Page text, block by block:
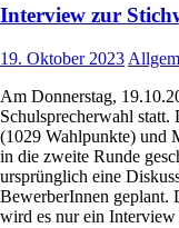
Interview zur
19. Oktober 2023
Am Donnerstag,
Schulsprecherwahl
(1029 Wahlpunkte) und
in die zweite Runde
ursprünglich eine
BewerberInnen geplant.
wird es nur ein